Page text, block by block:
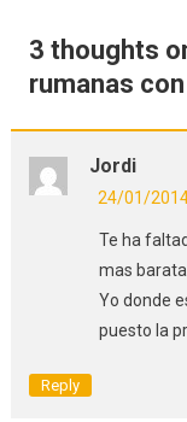
3 thoughts
rumanas
Jordi
24/01/
Te ha
mas
Yo donde
puesto la
Reply